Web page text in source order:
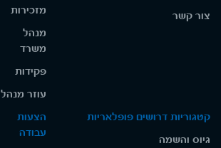
צור קשר
מזכירות
מנהל
משרד
פקידות
עוזר מנהל
קטגוריות דרושים פופלאריות
גיוס והשמה
הצעות
עבודה